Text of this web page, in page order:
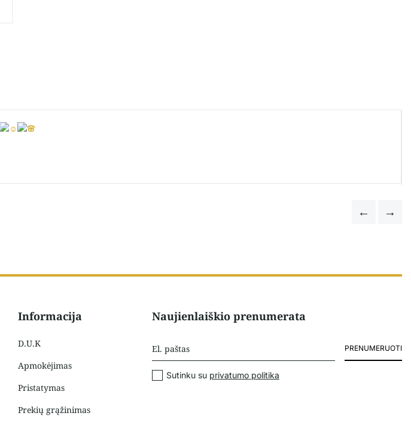
Informacija
D.U.K
Apmokėjimas
Pristatymas
Prekių grąžinimas
Naujienlaiškio prenumerata
PRENUMERUOTI
Sutinku su privatumo politika